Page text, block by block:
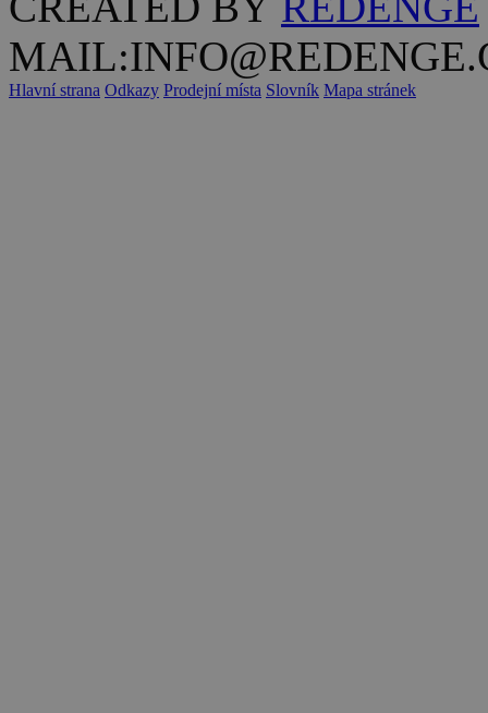
Hlavní strana Odkazy Prodejní místa Slovník Mapa stránek